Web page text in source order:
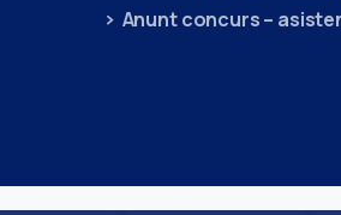
Anunt concurs –